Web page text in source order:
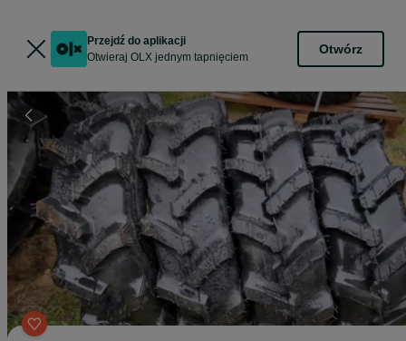
Przejdź do aplikacji
Otwieraj OLX jednym tapnięciem
Otwórz